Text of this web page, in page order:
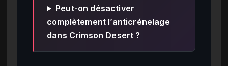
Peut-on désactiver
complètement l’anticrénelage
dans Crimson Desert ?